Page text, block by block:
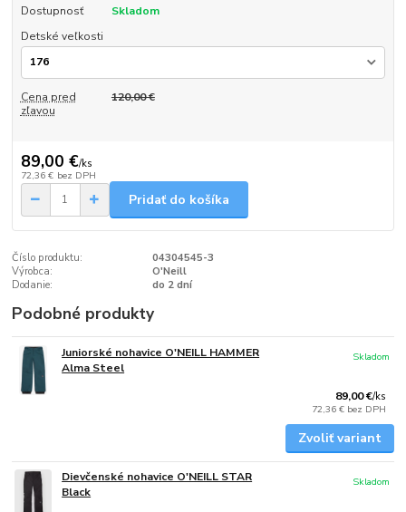
Dostupnosť
Skladom
Detské veľkosti
Cena pred
zľavou
120,00 €
89,00 €/ks
72,36 € bez DPH
Pridať do košíka
Číslo produktu:
04304545-3
Výrobca:
O'Neill
Dodanie:
do 2 dní
Podobné produkty
Juniorské nohavice O'NEILL HAMMER
Alma Steel
89,00 €/ks
72,36 € bez DPH
Skladom
Zvoliť variant
Dievčenské nohavice O'NEILL STAR
Black
Skladom